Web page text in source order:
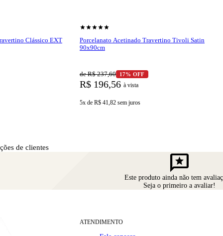
Biancogres 80x80cm
perfeitamente com diferentes estilos, do moderno ao
Biancogres 80x80cmse destaca pela resistência e qualidade
Acetinado Biancogres 80x80cm
uma composição harmoniosa e sofisticada. Sua textura e
Clássico EXT
starstarstarstarstar
Porcelanato Acetinado Travertino Tivoli Satin
90x90cm
de R$ 237,60 17% OFF
R$ 196,56 à vista
5x de R$ 41,82 sem juros
de clientes
reviews
Este produto ainda não tem
Seja o primeiro a avaliar!
ATENDIMENTO